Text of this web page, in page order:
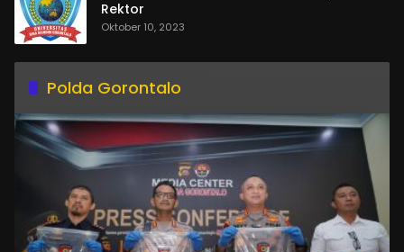
Rektor
Oktober 10, 2023
Polda Gorontalo